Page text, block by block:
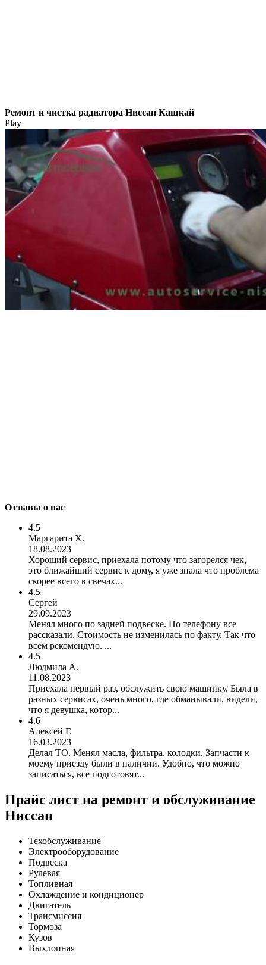
Ремонт и чистка радиатора Ниссан Кашкай
Play
Отзывы о нас
4.5
Маргарита Х.
18.08.2023
Хороший сервис, приехала потому что загорелся чек,
это ближайший сервис к дому, я уже знала что проблема
скорее всего в свечах...
4.5
Сергей
29.09.2023
Менял много по задней подвеске. По телефону все
рассказали. Стоимость не изменилась по факту. Так что
всем рекомендую. ...
4.5
Людмила А.
11.08.2023
Приехала первый раз, обслужить свою машинку. Была в
разных сервисах, очень много, где обманывали, видели,
что я девушка, котор...
4.6
Алексей Г.
16.03.2023
Делал ТО. Менял масла, фильтра, колодки. Запчасти к
моему приезду были в наличии. Удобно, что можно
записаться, все подготовят...
Прайс лист на ремонт и обслуживание
Ниссан
Техобслуживание
Электрооборудование
Подвеска
Рулевая
Топливная
Охлаждение и кондиционер
Двигатель
Трансмиссия
Тормоза
Кузов
Выхлопная